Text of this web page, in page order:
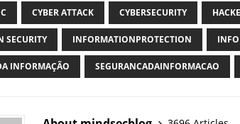
CYBER ATTACK CYBERSECURITY
SECURITY INFORMATIONPROTECTION
INFORMAÇÃO SEGURANCADAINFORMACAO